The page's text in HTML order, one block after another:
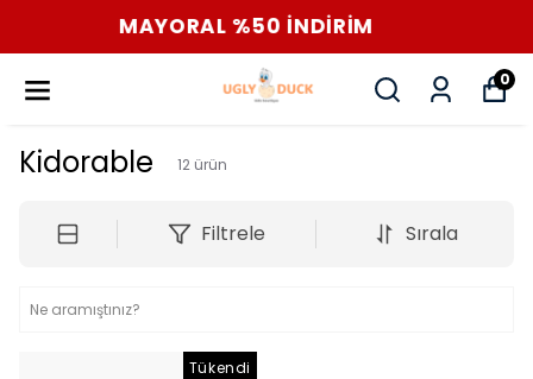
İGOR %25 İNDİRİM
0
Kidorable 12 ürün
Filtrele Sırala
Tükendi